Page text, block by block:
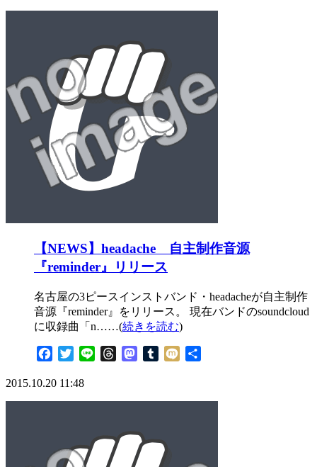
【NEWS】headache 自主制作音源
『reminder』リリース
名古屋の3ピースインストバンド・headacheが自主制作
音源『reminder』をリリース。 現在バンドのsoundcloud
に収録曲「n……(続きを読む)
FacebookTwitterLine ThreadsMastodonTumblrMixi
2015.10.20 11:48